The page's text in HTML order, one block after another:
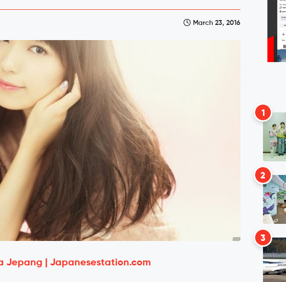
March 23, 2016
Jepang | Japanesestation.com
1
2
3